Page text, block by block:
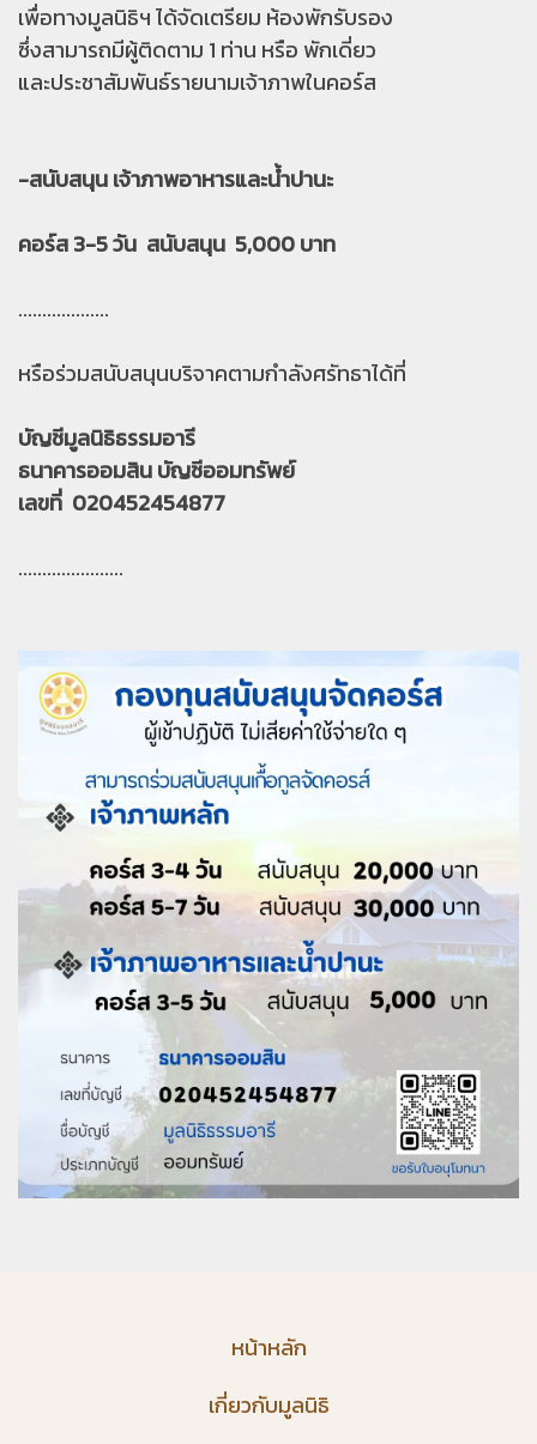
เพื่อทางมูลนิธิฯ ได้จัดเตรียม ห้องพักรับรอง
ซึ่งสามารถมีผู้ติดตาม 1 ท่าน หรือ พักเดี่ยว
และประชาสัมพันธ์รายนามเจ้าภาพในคอร์ส
-สนับสนุน เจ้าภาพอาหารและน้ำปานะ
คอร์ส 3-5 วัน สนับสนุน 5,000 บาท
...................
หรือร่วมสนับสนุนบริจาคตามกำลังศรัทธาได้ที่
บัญชีมูลนิธิธรรมอารี
ธนาคารออมสิน บัญชีออมทรัพย์
เลขที่ 020452454877
......................
หน้าหลัก
เกี่ยวกับมูลนิธิ